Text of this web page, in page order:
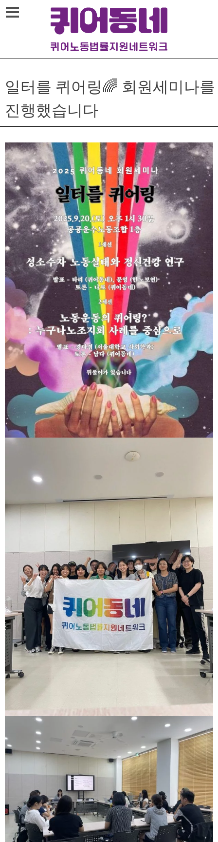
Skip
to
메뉴열기
일터를 퀴어링🌈 회원세미나를
진행했습니다